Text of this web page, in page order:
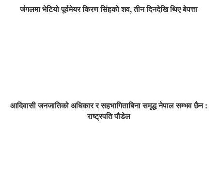
जंगलमा भेटियो पूर्वमेयर किरण सिंहको शव, तीन दिनदेखि थिए बेपत्ता
आदिवासी जनजातिको अधिकार र सहभागिताबिना समृद्ध नेपाल सम्भव छैन :
राष्ट्रपति पौडेल